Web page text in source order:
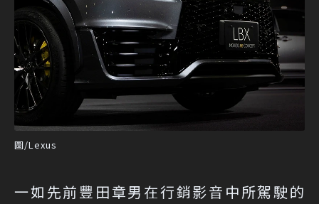
圖/Lexus
一如先前豐田章男在行銷影音中所駕駛的